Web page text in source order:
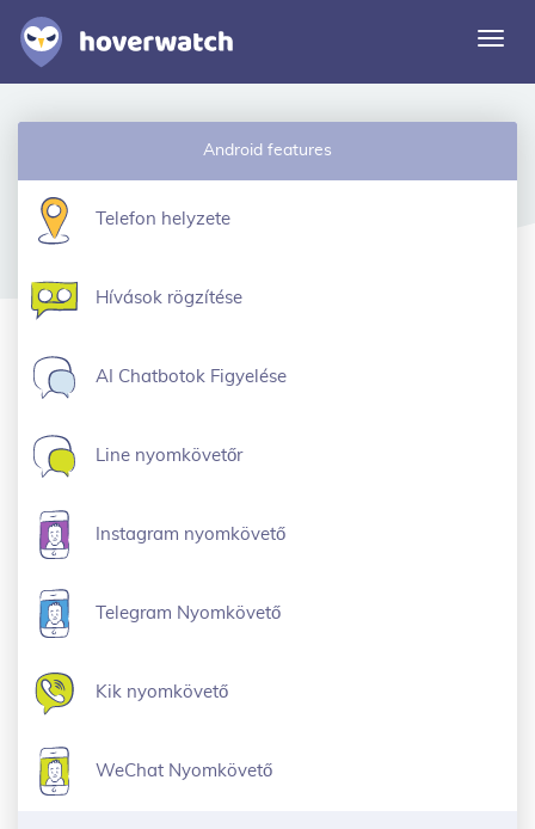
Funkciók
Bejelentkezés
Android features
Telefon helyzete
Hívások rögzítése
AI Chatbotok Figyelése
Line nyomkövetőr
Instagram nyomkövető
Telegram Nyomkövető
Kik nyomkövető
WeChat Nyomkövető